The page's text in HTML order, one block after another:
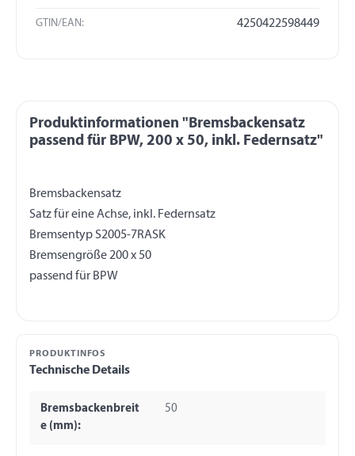
GTIN/EAN: 4250422598449
Produktinformationen "Bremsbackensatz
passend für BPW, 200 x 50, inkl. Federnsatz"
Bremsbackensatz
Satz für eine Achse, inkl. Federnsatz
Bremsentyp S2005-7RASK
Bremsengröße 200 x 50
PRODUKTINFOS
Technische Details
Bremsbackenbreit
e (mm):
50